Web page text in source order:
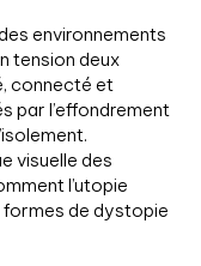
environnements
tension deux
connecté et
par l’effondrement
visuelle des
l’utopie
formes de dystopie